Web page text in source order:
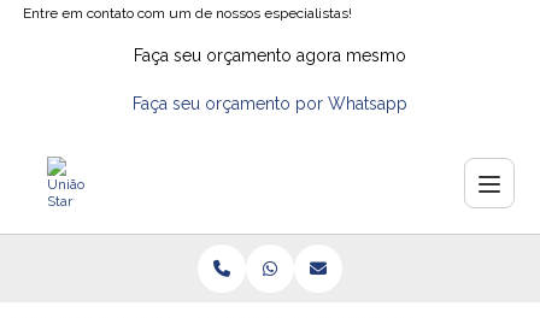
Entre em contato com um de nossos especialistas!
Faça seu orçamento agora mesmo
Faça seu orçamento por Whatsapp